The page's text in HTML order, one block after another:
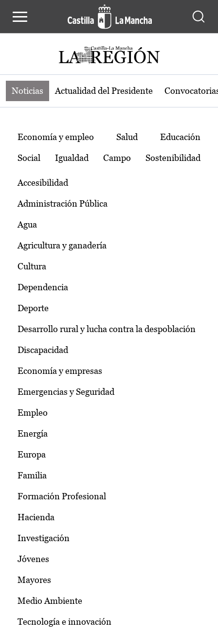
Noticias de la región de Castilla-La
Noticias Actualidad del Presidente
Temas
Economía y empleo Salud Educación
Social Igualdad Campo Sostenibilidad
Accesibilidad
Administración Pública
Agua
Agricultura y ganadería
Cultura
Dependencia
Deporte
Desarrollo rural y lucha contra la despoblación
Discapacidad
Economía y empresas
Emergencias y Seguridad
Empleo
Energía
Europa
Familia
Formación Profesional
Hacienda
Investigación
Jóvenes
Mayores
Medio Ambiente
Tecnología e innovación